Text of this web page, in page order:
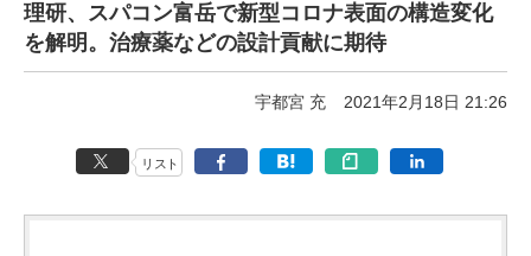
理研、スパコン富岳で新型コロナ表面の構造変化
を解明。治療薬などの設計貢献に期待
宇都宮 充 2021年2月18日 21:26
リスト